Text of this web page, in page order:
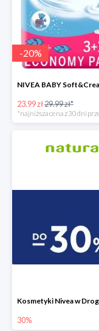
-20%
23.99 zł29.99 zł*
30%